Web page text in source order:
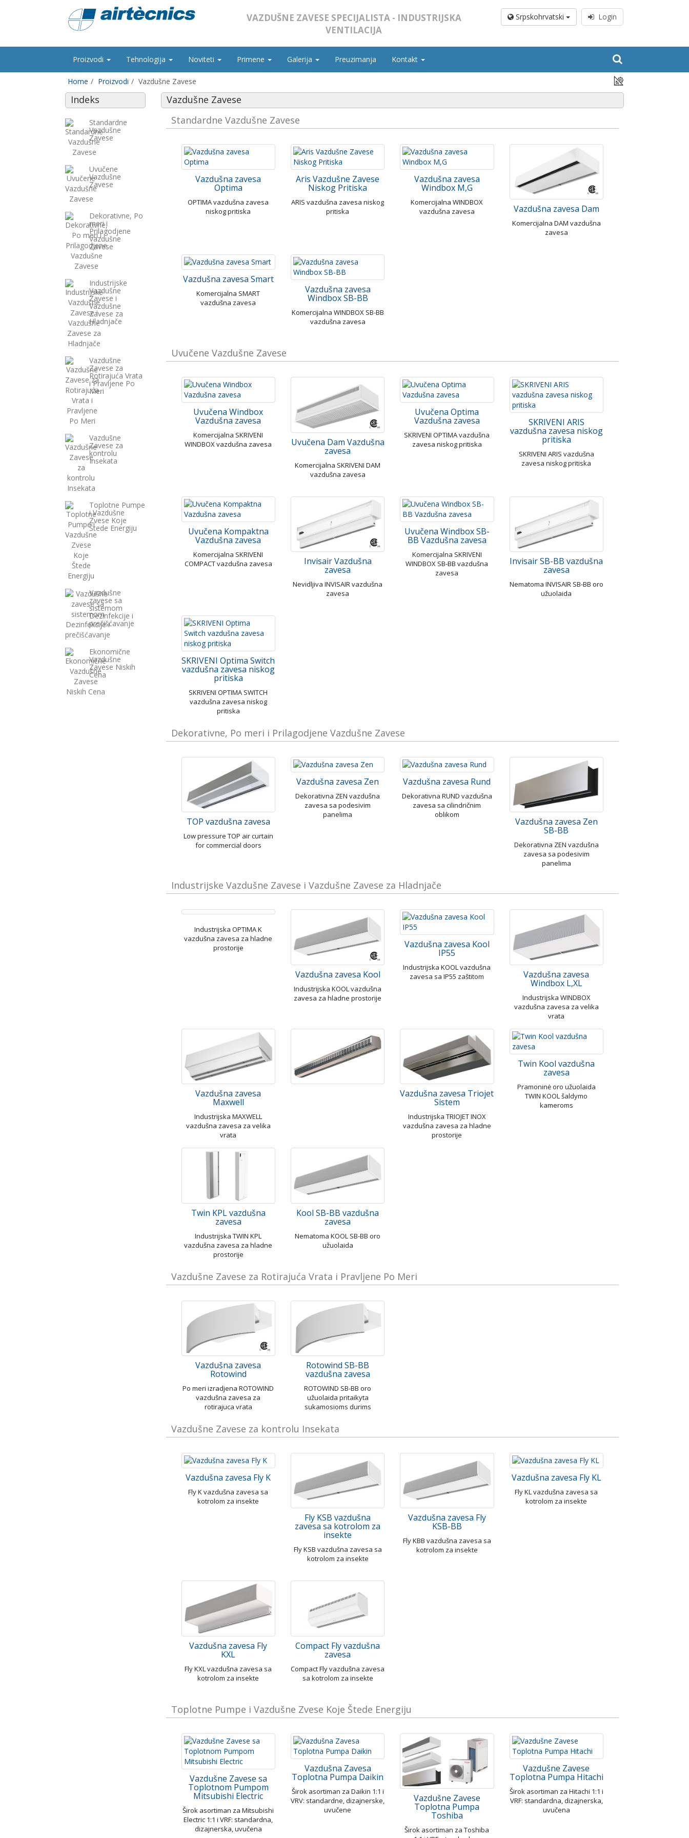
VAZDUŠNE ZAVESE SPECIJALISTA - INDUSTRIJSKA
VENTILACIJA
Srpskohrvatski Login
Proizvodi Tehnologija Noviteti Primene Galerija Preuzimanja Kontakt
Home Proizvodi Vazdušne Zavese
Indeks
Standardne
Vazdušne
Zavese
Uvučene
Vazdušne
Zavese
Dekorativne, Po
meri i
Prilagodjene
Vazdušne
Zavese
Industrijske
Vazdušne
Zavese i
Vazdušne
Zavese za
Hladnjače
Vazdušne
Zavese za
Rotirajuća Vrata
i Pravljene Po
Meri
Vazdušne
Zavese za
kontrolu
Insekata
Toplotne Pumpe
i Vazdušne
Zvese Koje
Štede Energiju
Vazdušne
zavese sa
sistemom
Dezinfekcije i
prečišćavanje
Ekonomične
Vazdušne
Zavese Niskih
Cena
Vazdušne Zavese
Standardne Vazdušne Zavese
Vazdušna zavesa
Optima
OPTIMA vazdušna zavesa
niskog pritiska
Aris Vazdušne Zavese
Niskog Pritiska
ARIS vazdušna zavesa niskog
pritiska
Vazdušna zavesa
Windbox M,G
Komercijalna WINDBOX
vazdušna zavesa
Vazdušna zavesa Dam
Komercijalna DAM vazdušna
zavesa
Vazdušna zavesa Smart
Komercijalna SMART
vazdušna zavesa
Vazdušna zavesa
Windbox SB-BB
Komercijalna WINDBOX SB-BB
vazdušna zavesa
Uvučene Vazdušne Zavese
Uvučena Windbox
Vazdušna zavesa
Komercijalna SKRIVENI
WINDBOX vazdušna zavesa
Uvučena Dam Vazdušna
zavesa
Komercijalna SKRIVENI DAM
vazdušna zavesa
Uvučena Optima
Vazdušna zavesa
SKRIVENI OPTIMA vazdušna
zavesa niskog pritiska
SKRIVENI ARIS
vazdušna zavesa niskog
pritiska
SKRIVENI ARIS vazdušna
zavesa niskog pritiska
Uvučena Kompaktna
Vazdušna zavesa
Komercijalna SKRIVENI
COMPACT vazdušna zavesa
Invisair Vazdušna
zavesa
Nevidljiva INVISAIR vazdušna
zavesa
Uvučena Windbox SB-
BB Vazdušna zavesa
Komercijalna SKRIVENI
WINDBOX SB-BB vazdušna
zavesa
Invisair SB-BB vazdušna
zavesa
Nematoma INVISAIR SB-BB oro
užuolaida
SKRIVENI Optima Switch
vazdušna zavesa niskog
pritiska
SKRIVENI OPTIMA SWITCH
vazdušna zavesa niskog
pritiska
Dekorativne, Po meri i Prilagodjene Vazdušne Zavese
TOP vazdušna zavesa
Low pressure TOP air curtain
for commercial doors
Vazdušna zavesa Zen
Dekorativna ZEN vazdušna
zavesa sa podesivim
panelima
Vazdušna zavesa Rund
Dekorativna RUND vazdušna
zavesa sa cilindričnim
oblikom
Vazdušna zavesa Zen
SB-BB
Dekorativna ZEN vazdušna
zavesa sa podesivim
panelima
Industrijske Vazdušne Zavese i Vazdušne Zavese za Hladnjače
Industrijska OPTIMA K
vazdušna zavesa za hladne
prostorije
Vazdušna zavesa Kool
Industrijska KOOL vazdušna
zavesa za hladne prostorije
Vazdušna zavesa Kool
IP55
Industrijska KOOL vazdušna
zavesa sa IP55 zaštitom
Vazdušna zavesa
Windbox L,XL
Industrijska WINDBOX
vazdušna zavesa za velika
vrata
Vazdušna zavesa
Maxwell
Industrijska MAXWELL
vazdušna zavesa za velika
vrata
Vazdušna zavesa Triojet
Sistem
Industrijska TRIOJET INOX
vazdušna zavesa za hladne
prostorije
Twin Kool vazdušna
zavesa
Pramoninė oro užuolaida
TWIN KOOL šaldymo
kameroms
Twin KPL vazdušna
zavesa
Industrijska TWIN KPL
vazdušna zavesa za hladne
prostorije
Kool SB-BB vazdušna
zavesa
Nematoma KOOL SB-BB oro
užuolaida
Vazdušne Zavese za Rotirajuća Vrata i Pravljene Po Meri
Vazdušna zavesa
Rotowind
Po meri izradjena ROTOWIND
vazdušna zavesa za
rotirajuca vrata
Rotowind SB-BB
vazdušna zavesa
ROTOWIND SB-BB oro
užuolaida pritaikyta
sukamosioms durims
Vazdušne Zavese za kontrolu Insekata
Vazdušna zavesa Fly K
Fly K vazdušna zavesa sa
kotrolom za insekte
Fly KSB vazdušna
zavesa sa kotrolom za
insekte
Fly KSB vazdušna zavesa sa
kotrolom za insekte
Vazdušna zavesa Fly
KSB-BB
Fly KBB vazdušna zavesa sa
kotrolom za insekte
Vazdušna zavesa Fly KL
Fly KL vazdušna zavesa sa
kotrolom za insekte
Vazdušna zavesa Fly
KXL
Fly KXL vazdušna zavesa sa
kotrolom za insekte
Compact Fly vazdušna
zavesa
Compact Fly vazdušna zavesa
sa kotrolom za insekte
Toplotne Pumpe i Vazdušne Zvese Koje Štede Energiju
Vazdušne Zavese sa
Toplotnom Pumpom
Mitsubishi Electric
Širok asortiman za Mitsubishi
Electric 1:1 i VRF: standardna,
dizajnerska, uvučena
Vazdušna Zavesa
Toplotna Pumpa Daikin
Širok asortiman za Daikin 1:1 i
VRV: standardne, dizajnerske,
uvučene
Vazdušne Zavese
Toplotna Pumpa
Toshiba
Širok asortiman za Toshiba
Vazdušne Zavese
Toplotna Pumpa Hitachi
Širok asortiman za Hitachi 1:1 i
VRF: standardna, dizajnerska,
uvučena